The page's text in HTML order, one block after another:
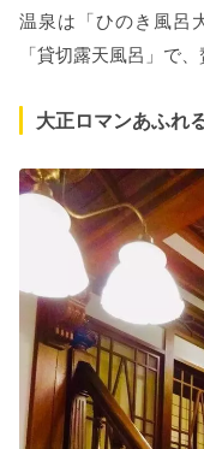
温泉は「ひのき風呂
「貸切露天風呂」で
大正ロマンあふれ